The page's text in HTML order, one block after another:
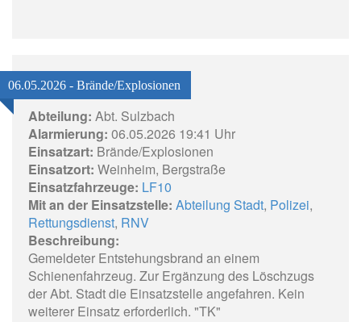
06.05.2026 - Brände/Explosionen
Abteilung: Abt. Sulzbach
Alarmierung: 06.05.2026 19:41 Uhr
Einsatzart: Brände/Explosionen
Einsatzort: Weinheim, Bergstraße
Einsatzfahrzeuge: LF10
Mit an der Einsatzstelle: Abteilung Stadt, Polizei,
Rettungsdienst, RNV
Beschreibung:
Gemeldeter Entstehungsbrand an einem
Schienenfahrzeug. Zur Ergänzung des Löschzugs
der Abt. Stadt die Einsatzstelle angefahren. Kein
weiterer Einsatz erforderlich. "TK"